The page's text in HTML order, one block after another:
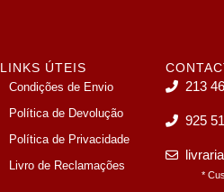
LINKS ÚTEIS
Condições de Envio
Política de Devolução
Política de Privacidade
Livro de Reclamações
213
925
*